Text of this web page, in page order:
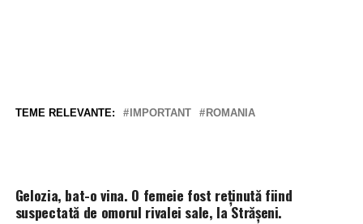
TEME RELEVANTE: IMPORTANT ROMANIA
Gelozia, bat-o vina. O femeie fost reținută fiind
suspectată de omorul rivalei sale, la Strășeni.